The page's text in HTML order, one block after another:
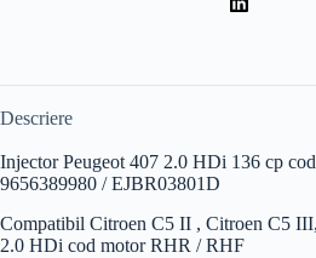
Descriere
Injector Peugeot 407 2.0 HDi 136 cp
9656389980 / EJBR03801D
Compatibil Citroen C5 II , Citroen C5
2.0 HDi cod motor RHR / RHF